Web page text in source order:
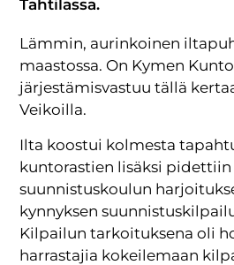
Tahtilassa.
Lämmin, aurinkoinen
maastossa. On Kymen
järjestämisvastuu tällä
Veikoilla.
Ilta koostui kolmesta
kuntorastien lisäksi pidettiin
suunnistuskoulun
kynnyksen
Kilpailun tarkoituksena oli
harrastajia kokeilemaan